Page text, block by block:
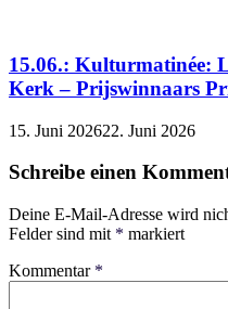
15.06.: Kulturmatinée:
Kerk – Prijswinnaars
15. Juni 202622. Juni 2026
Schreibe einen
Deine E-Mail-Adresse wird
Felder sind mit * markiert
Kommentar *